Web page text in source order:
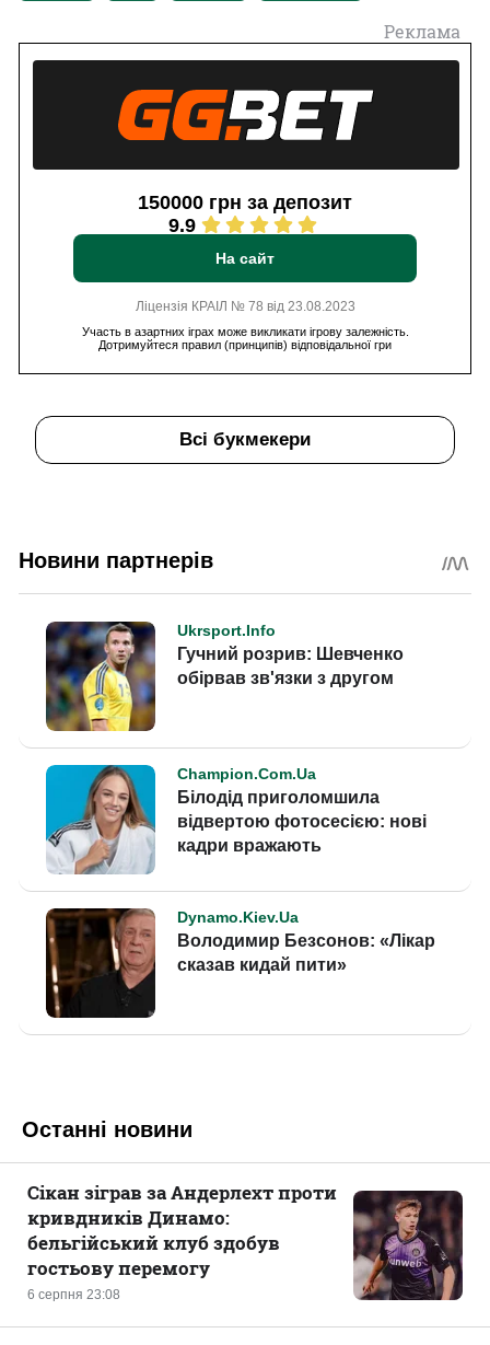
Реклама
150000 грн за депозит
9.9
На сайт
Ліцензія КРАІЛ № 78 від 23.08.2023
Участь в азартних іграх може викликати ігрову залежність.
Дотримуйтеся правил (принципів) відповідальної гри
Всі букмекери
Останні новини
6 серпня 23:08
Сікан зіграв за Андерлехт проти
кривдників Динамо:
бельгійський клуб здобув
гостьову перемогу